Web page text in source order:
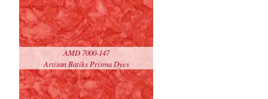
AMD 7000-147
Artisan Batiks Prisma Dyes
Details
sehen
echo